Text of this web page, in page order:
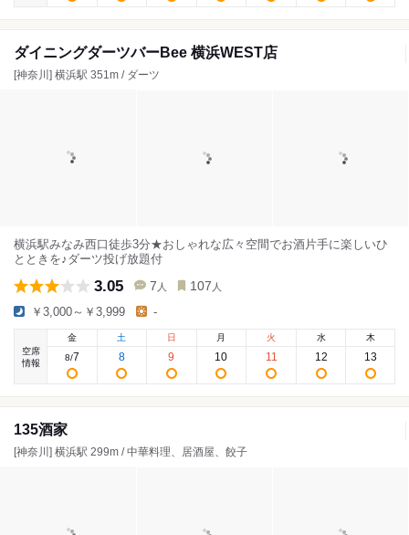
ダイニングダーツバーBee 横浜WEST店
[神奈川] 横浜駅 351m / ダーツ
横浜駅みなみ西口徒歩3分★おしゃれな広々空間でお酒片手に楽しいひ
とときを♪ダーツ投げ放題付
3.05 7 人 107 人
￥3,000～￥3,999 -
空席
情報
金
8/7
土
8
日
9
月
10
火
11
水
12
木
13
135酒家
[神奈川] 横浜駅 299m / 中華料理、居酒屋、餃子